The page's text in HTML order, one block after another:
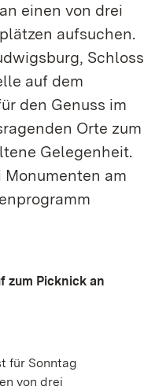
einen von drei
aufsuchen.
Schloss
auf dem
den Genuss im
Orte zum
Gelegenheit.
am
zum Picknick an
für Sonntag
von drei